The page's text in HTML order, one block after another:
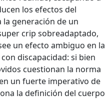
los efectos del
la generación de un
crip sobreadaptado,
un efecto ambiguo en la
discapacidad: si bien
cuestionan la norma
un fuerte imperativo de
la definición del cuerpo